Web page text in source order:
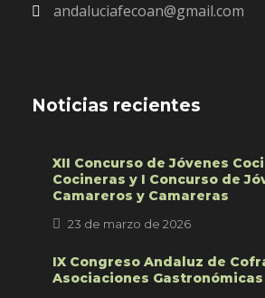
andaluciafecoan@gmail.com
Noticias recientes
XII Concurso de Jóvenes
Cocineras y I Concurso de
Camareros y Camareras
23 de marzo de 2026
IX Congreso Andaluz de
Asociaciones Gastronómicas